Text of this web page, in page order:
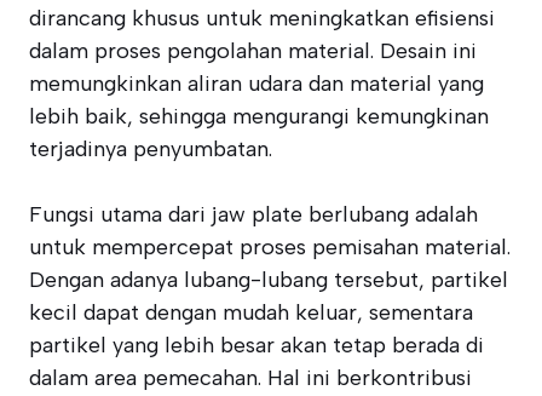
dirancang khusus untuk meningkatkan efisiensi
dalam proses pengolahan material. Desain ini
memungkinkan aliran udara dan material yang
lebih baik, sehingga mengurangi kemungkinan
terjadinya penyumbatan.
Fungsi utama dari jaw plate berlubang adalah
untuk mempercepat proses pemisahan material.
Dengan adanya lubang-lubang tersebut, partikel
kecil dapat dengan mudah keluar, sementara
partikel yang lebih besar akan tetap berada di
dalam area pemecahan. Hal ini berkontribusi